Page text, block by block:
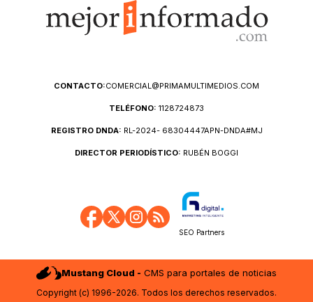
CONTACTO:COMERCIAL@PRIMAMULTIMEDIOS.COM
TELÉFONO: 1128724873
REGISTRO DNDA: RL-2024- 68304447APN-DNDA#MJ
DIRECTOR PERIODÍSTICO: RUBÉN BOGGI
SEO Partners
Mustang Cloud - CMS para portales de noticias
Copyright (c) 1996-2026. Todos los derechos reservados.